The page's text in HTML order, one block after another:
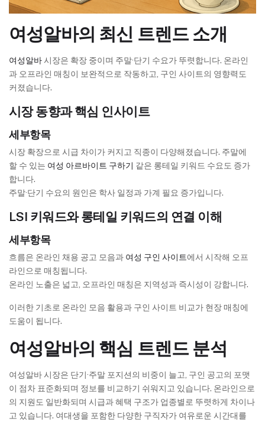
여성알바의 최신 트렌드 소개
여성알바시장은 확장 중이며 주말·단기 수요가 뚜렷합니다. 온라인
과 오프라인 매칭이 보완적으로 작동하고, 구인 사이트의 영향력도
커졌습니다.
시장 동향과 핵심 인사이트
세부항목
시장 확장으로 시급 차이가 커지고 직종이 다양해졌습니다. 주말에
할 수 있는 여성 아르바이트 구하기 같은 롱테일 키워드 수요도 증가
합니다.
주말·단기 수요의 원인은 학사 일정과 가계 필요 증가입니다.
LSI 키워드와 롱테일 키워드의 연결 이해
세부항목
흐름은 온라인 채용 공고 모음과 여성 구인 사이트에서 시작해 오프
라인으로 매칭됩니다.
온라인 노출은 넓고, 오프라인 매칭은 지역성과 즉시성이 강합니다.
이러한 기초로 온라인 모음 활용과 구인 사이트 비교가 현장 매칭에
도움이 됩니다.
여성알바의 핵심 트렌드 분석
여성알바 시장은 단기·주말 포지션의 비중이 늘고, 구인 공고의 포맷
이 점차 표준화되며 정보를 비교하기 쉬워지고 있습니다. 온라인으로
의 지원도 일반화되며 시급과 혜택 구조가 업종별로 뚜렷하게 차이나
고 있습니다. 여대생을 포함한 다양한 구직자가 여유로운 시간대를